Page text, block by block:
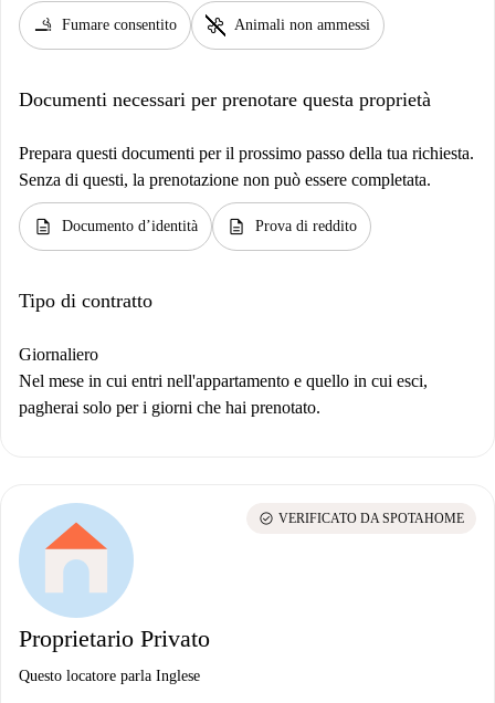
smoking_rooms Fumare consentito pet_supplies Animali non ammessi
Documenti necessari per prenotare questa proprietà
Prepara questi documenti per il prossimo passo della tua richiesta.
Senza di questi, la prenotazione non può essere completata.
description Documento d’identità description Prova di reddito
Tipo di contratto
Giornaliero
Nel mese in cui entri nell'appartamento e quello in cui esci,
pagherai solo per i giorni che hai prenotato.
Proprietario Privato
Questo locatore parla Inglese
check_circle VERIFICATO DA SPOTAHOME